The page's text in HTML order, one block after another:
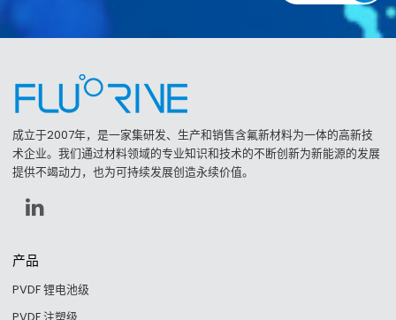
成立于2007年，是一家集研发、生产和销售含氟新材料为一体的高新技
术企业。我们通过材料领域的专业知识和技术的不断创新为新能源的发展
提供不竭动力，也为可持续发展创造永续价值。
产品
PVDF 锂电池级